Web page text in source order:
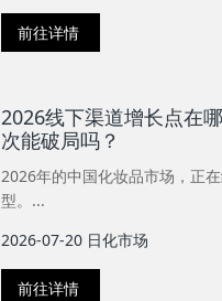
前往详情
2026线下渠道增长点在
次能破局吗？
2026年的中国化妆品市场，正
型。...
2026-07-20 日化市场
前往详情